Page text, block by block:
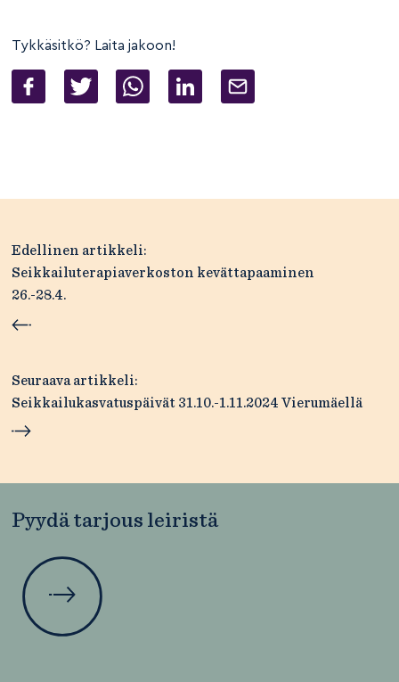
Tykkäsitkö? Laita jakoon!
Artikkelien
selaus
Edellinen artikkeli:
Seikkailuterapiaverkoston kevättapaaminen
26.-28.4.
Seuraava artikkeli:
Seikkailukasvatuspäivät 31.10.-1.11.2024 Vierumäellä
Pyydä tarjous leiristä